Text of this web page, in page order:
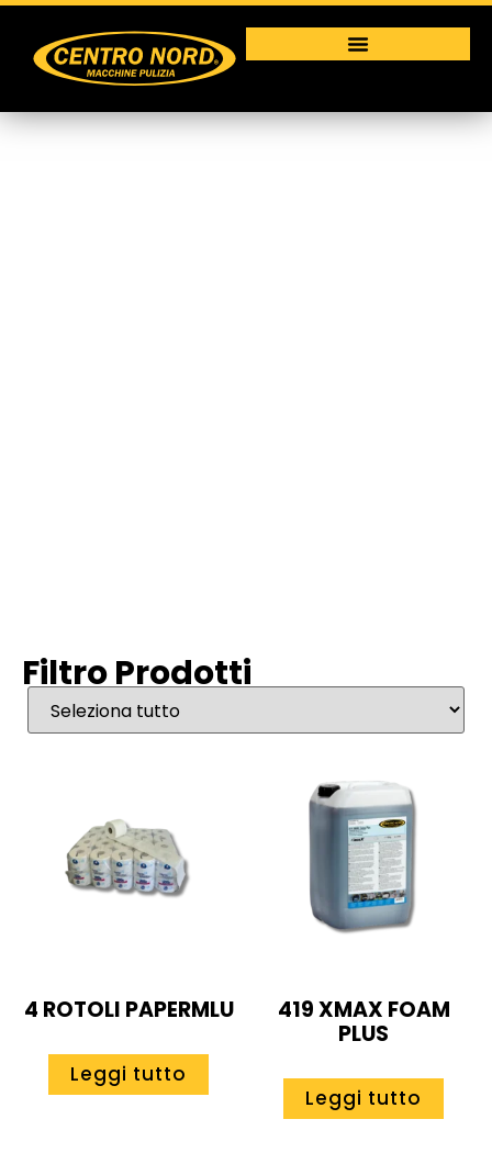
Filtro Prodotti
4 ROTOLI PAPERMLU
Leggi tutto
419 XMAX FOAM
PLUS
Leggi tutto